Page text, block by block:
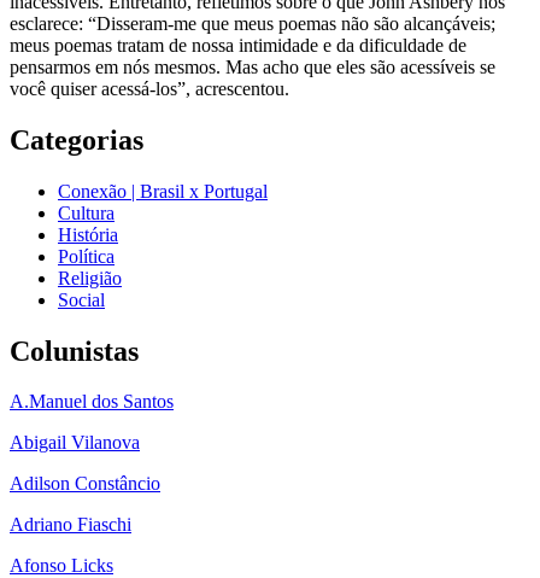
esclarece: “Disseram-me que meus poemas não são alcançáveis;
meus poemas tratam de nossa intimidade e da dificuldade de
pensarmos em nós mesmos. Mas acho que eles são acessíveis se
você quiser acessá-los”, acrescentou.
Categorias
Conexão | Brasil x Portugal
Cultura
História
Política
Religião
Social
Colunistas
A.Manuel dos Santos
Abigail Vilanova
Adilson Constâncio
Adriano Fiaschi
Afonso Licks